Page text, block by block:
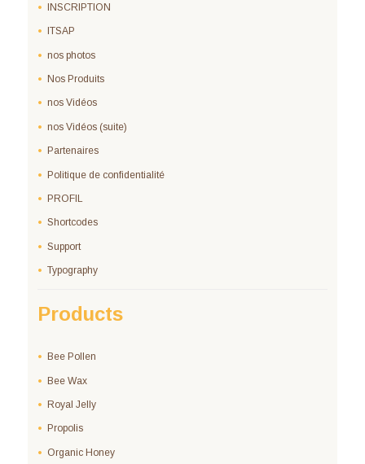
INSCRIPTION
ITSAP
nos photos
Nos Produits
nos Vidéos
nos Vidéos (suite)
Partenaires
Politique de confidentialité
PROFIL
Shortcodes
Support
Typography
Products
Bee Pollen
Bee Wax
Royal Jelly
Propolis
Organic Honey